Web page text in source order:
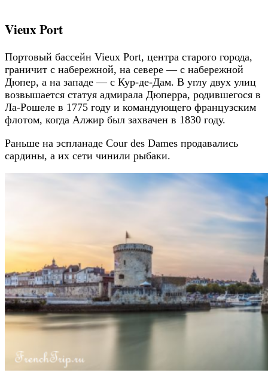
Vieux Port
Портовый бассейн Vieux Port, центра старого города,
граничит с набережной, на севере — с набережной
Дюпер, а на западе — с Кур-де-Дам. В углу двух улиц
возвышается статуя адмирала Дюперра, родившегося в
Ла-Рошеле в 1775 году и командующего французским
флотом, когда Алжир был захвачен в 1830 году.
Раньше на эспланаде Cour des Dames продавались
сардины, а их сети чинили рыбаки.